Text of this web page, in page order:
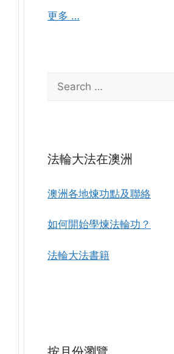
更多 …
for:
法輪大法在澳洲
澳洲各地煉功點及聯絡
如何開始學煉法輪功？
法輪大法書籍